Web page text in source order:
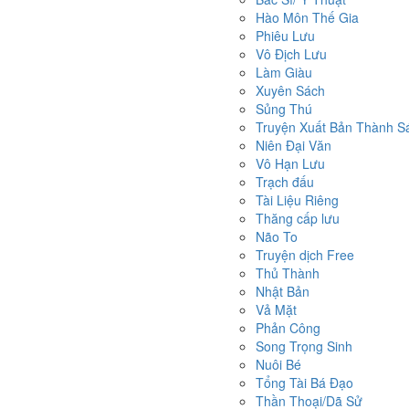
Hào Môn Thế Gia
Phiêu Lưu
Vô Địch Lưu
Làm Giàu
Xuyên Sách
Sủng Thú
Truyện Xuất Bản Thành
Niên Đại Văn
Vô Hạn Lưu
Trạch đấu
Tài Liệu Riêng
Thăng cấp lưu
Não To
Truyện dịch Free
Thủ Thành
Nhật Bản
Vả Mặt
Phản Công
Song Trọng Sinh
Nuôi Bé
Tổng Tài Bá Đạo
Thần Thoại/Dã Sử